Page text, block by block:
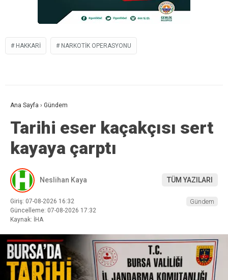
HAKKARI NARKOTIK OPERASYONU
Ana Sayfa › Gündem
Tarihi eser kaçakçısı sert
kayaya çarptı
Neslihan Kaya TÜM YAZILARI
Giriş: 07-08-2026 16:32
Güncelleme: 07-08-2026 17:32
Kaynak: İHA
Gündem